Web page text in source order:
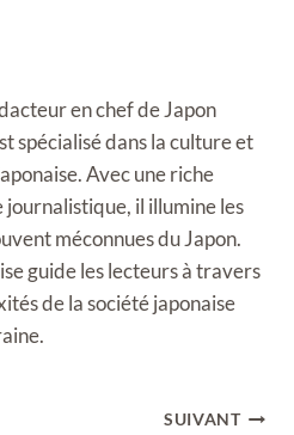
en chef de Japon
spécialisé dans la culture et
Avec une riche
journalistique, il illumine les
méconnues du Japon.
guide les lecteurs à travers
de la société japonaise
SUIVANT